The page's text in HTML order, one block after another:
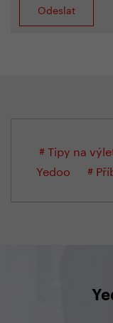
# Tipy na
Yedoo
#